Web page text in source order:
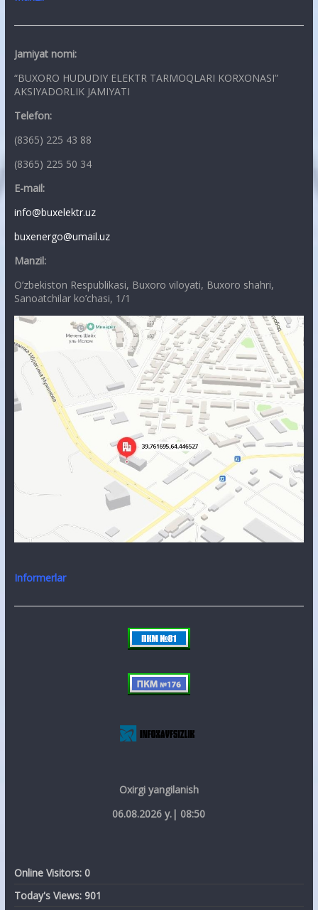
Jamiyat nomi:
“BUXORO HUDUDIY ELEKTR TARMOQLARI KORXONASI”
AKSIYADORLIK JAMIYATI
Telefon:
(8365) 225 43 88
(8365) 225 50 34
E-mail:
info@buxelektr.uz
buxenergo@umail.uz
Manzil:
O’zbekiston Respublikasi, Buxoro viloyati, Buxoro shahri,
Sanoatchilar ko’chasi, 1/1
Informerlar
Oxirgi yangilanish
06.08.2026 y.| 08:50
Online Visitors: 0
Today's Views: 901